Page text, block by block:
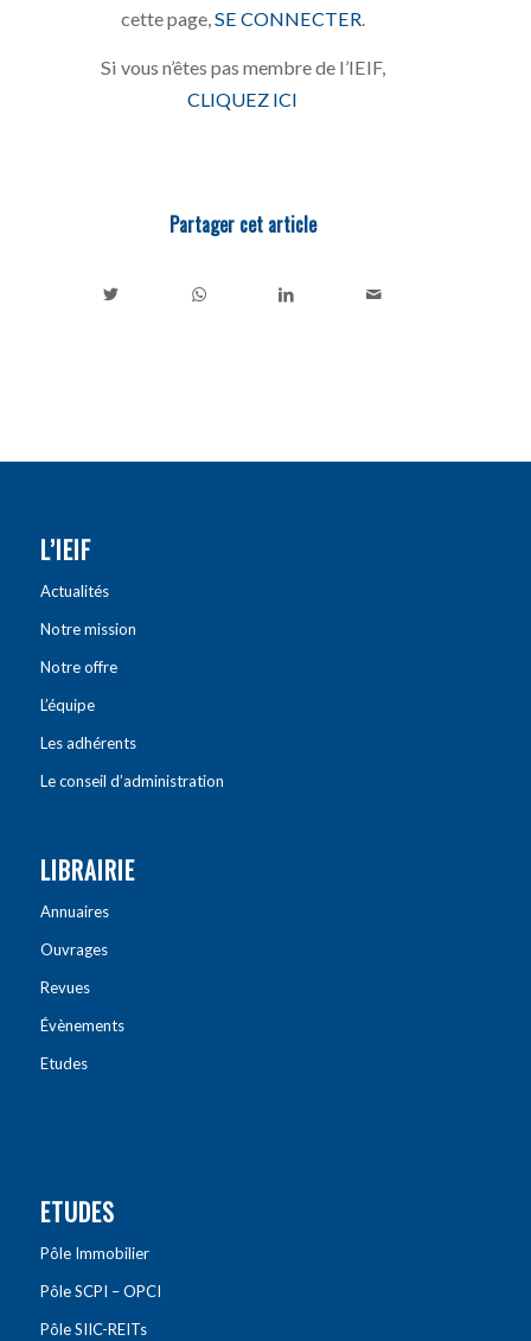
cette page,SE CONNECTER.
Si vous n’êtes pas membre de l’IEIF,
CLIQUEZ ICI
Partager cet article
L’IEIF
Actualités
Notre mission
Notre offre
L’équipe
Les adhérents
Le conseil d’administration
LIBRAIRIE
Annuaires
Ouvrages
Revues
Évènements
Etudes
ETUDES
Pôle Immobilier
Pôle SCPI – OPCI
Pôle SIIC-REITs